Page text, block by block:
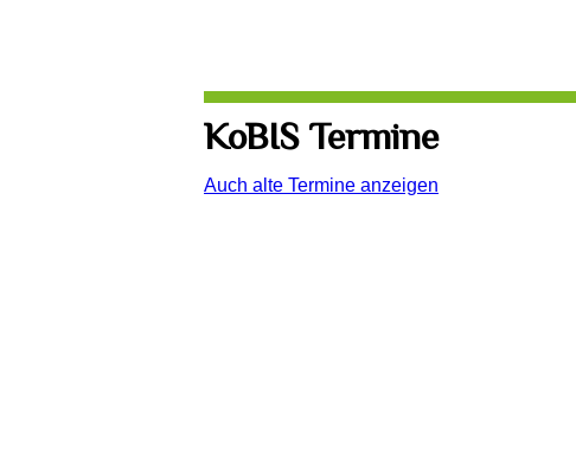
KoBIS Termine
Auch alte Termine anzeigen